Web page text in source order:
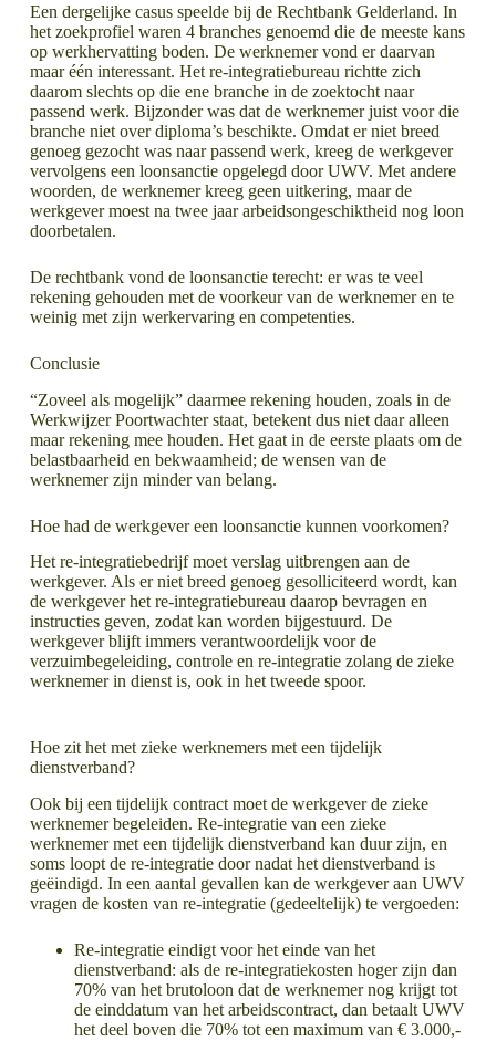
Een dergelijke casus speelde bij de Rechtbank Gelderland. In
het zoekprofiel waren 4 branches genoemd die de meeste kans
op werkhervatting boden. De werknemer vond er daarvan
maar één interessant. Het re-integratiebureau richtte zich
daarom slechts op die ene branche in de zoektocht naar
passend werk. Bijzonder was dat de werknemer juist voor die
branche niet over diploma’s beschikte. Omdat er niet breed
genoeg gezocht was naar passend werk, kreeg de werkgever
vervolgens een loonsanctie opgelegd door UWV. Met andere
woorden, de werknemer kreeg geen uitkering, maar de
werkgever moest na twee jaar arbeidsongeschiktheid nog loon
doorbetalen.
De rechtbank vond de loonsanctie terecht: er was te veel
rekening gehouden met de voorkeur van de werknemer en te
weinig met zijn werkervaring en competenties.
Conclusie
“Zoveel als mogelijk” daarmee rekening houden, zoals in de
Werkwijzer Poortwachter staat, betekent dus niet daar alleen
maar rekening mee houden. Het gaat in de eerste plaats om de
belastbaarheid en bekwaamheid; de wensen van de
werknemer zijn minder van belang.
Hoe had de werkgever een loonsanctie kunnen voorkomen?
Het re-integratiebedrijf moet verslag uitbrengen aan de
werkgever. Als er niet breed genoeg gesolliciteerd wordt, kan
de werkgever het re-integratiebureau daarop bevragen en
instructies geven, zodat kan worden bijgestuurd. De
werkgever blijft immers verantwoordelijk voor de
verzuimbegeleiding, controle en re-integratie zolang de zieke
werknemer in dienst is, ook in het tweede spoor.
Hoe zit het met zieke werknemers met een tijdelijk
dienstverband?
Ook bij een tijdelijk contract moet de werkgever de zieke
werknemer begeleiden. Re-integratie van een zieke
werknemer met een tijdelijk dienstverband kan duur zijn, en
soms loopt de re-integratie door nadat het dienstverband is
geëindigd. In een aantal gevallen kan de werkgever aan UWV
vragen de kosten van re-integratie (gedeeltelijk) te vergoeden:
Re-integratie eindigt voor het einde van het
dienstverband: als de re-integratiekosten hoger zijn dan
70% van het brutoloon dat de werknemer nog krijgt tot
de einddatum van het arbeidscontract, dan betaalt UWV
het deel boven die 70% tot een maximum van € 3.000,-